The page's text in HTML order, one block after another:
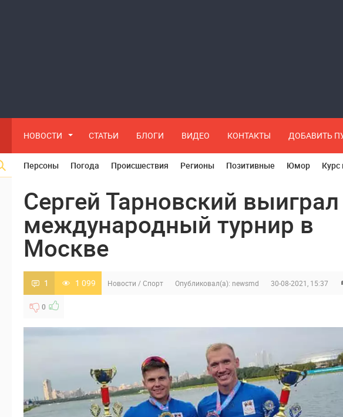
НОВОСТИ СТАТЬИ БЛОГИ ВИДЕО КОНТАКТЫ ДОБАВИТЬ
Персоны Погода Происшествия Регионы Позитивные Юмор
Сергей Тарновский выиграл
международный турнир в
Москве
1 1 099 Новости /Спорт Опубликовал(а): newsmd 30-08-2021, 15:37
0